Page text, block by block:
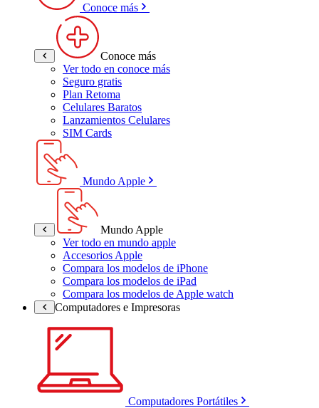
Conoce más
Conoce más
Ver todo en conoce más
Seguro gratis
Plan Retoma
Celulares Baratos
Lanzamientos Celulares
SIM Cards
Mundo Apple
Mundo Apple
Ver todo en mundo apple
Accesorios Apple
Compara los modelos de iPhone
Compara los modelos de iPad
Compara los modelos de Apple watch
Computadores e Impresoras
Computadores Portátiles